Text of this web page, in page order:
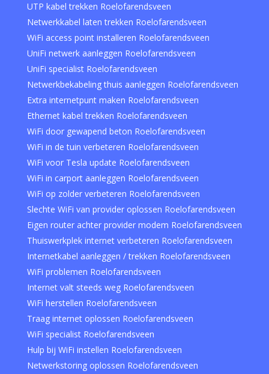
UTP kabel trekken Roelofarendsveen
Netwerkkabel laten trekken Roelofarendsveen
WiFi access point installeren Roelofarendsveen
UniFi netwerk aanleggen Roelofarendsveen
UniFi specialist Roelofarendsveen
Netwerkbekabeling thuis aanleggen Roelofarendsveen
Extra internetpunt maken Roelofarendsveen
Ethernet kabel trekken Roelofarendsveen
WiFi door gewapend beton Roelofarendsveen
WiFi in de tuin verbeteren Roelofarendsveen
WiFi voor Tesla update Roelofarendsveen
WiFi in carport aanleggen Roelofarendsveen
WiFi op zolder verbeteren Roelofarendsveen
Slechte WiFi van provider oplossen Roelofarendsveen
Eigen router achter provider modem Roelofarendsveen
Thuiswerkplek internet verbeteren Roelofarendsveen
Internetkabel aanleggen / trekken Roelofarendsveen
WiFi problemen Roelofarendsveen
Internet valt steeds weg Roelofarendsveen
WiFi herstellen Roelofarendsveen
Traag internet oplossen Roelofarendsveen
WiFi specialist Roelofarendsveen
Hulp bij WiFi instellen Roelofarendsveen
Netwerkstoring oplossen Roelofarendsveen